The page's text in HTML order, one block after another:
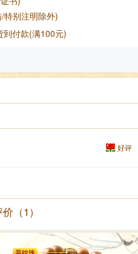
特别注明除外)
到付款(满100元)
好评
（1）